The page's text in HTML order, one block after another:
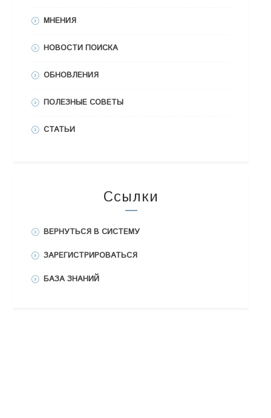
МНЕНИЯ
НОВОСТИ ПОИСКА
ОБНОВЛЕНИЯ
ПОЛЕЗНЫЕ СОВЕТЫ
СТАТЬИ
Ссылки
ВЕРНУТЬСЯ В СИСТЕМУ
ЗАРЕГИСТРИРОВАТЬСЯ
БАЗА ЗНАНИЙ